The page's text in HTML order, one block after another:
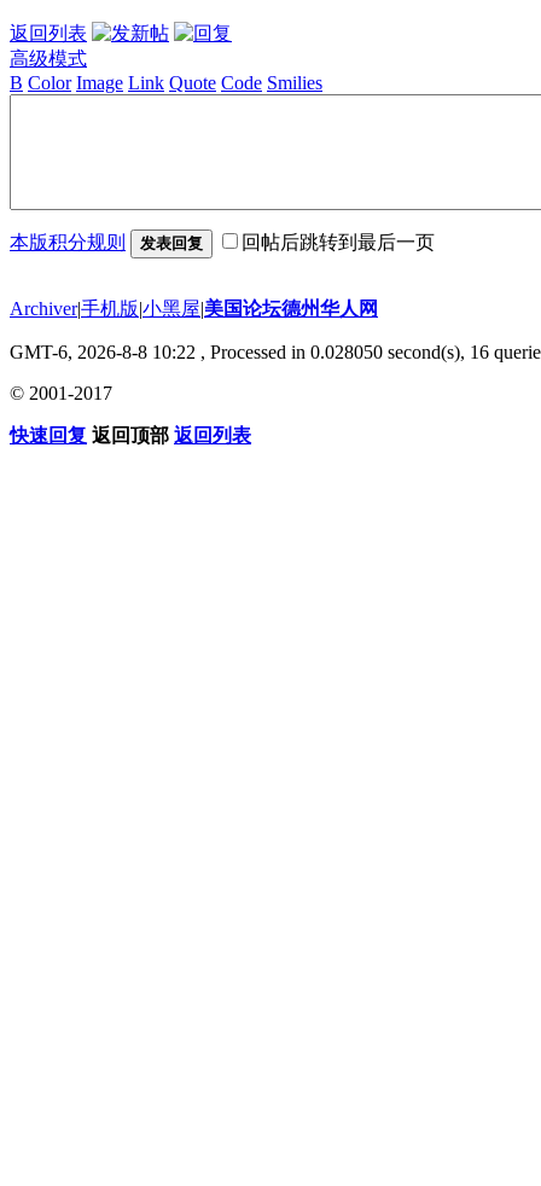
返回列表
高级模式
B Color Image Link Quote Code Smilies
本版积分规则 发表回复 回帖后跳转到最后一页
Archiver|手机版|小黑屋|美国论坛德州华人网
GMT-6, 2026-8-8 10:22 , Processed in 0.028050 second(s), 16
© 2001-2017
快速回复 返回顶部 返回列表